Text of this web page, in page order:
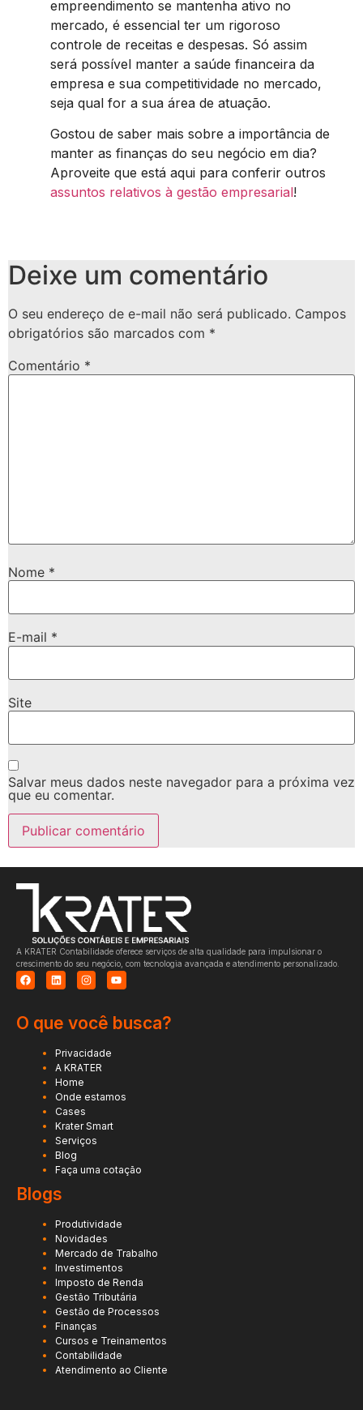
empreendimento se mantenha ativo no
mercado, é essencial ter um rigoroso
controle de receitas e despesas. Só assim
será possível manter a saúde financeira da
empresa e sua competitividade no mercado,
seja qual for a sua área de atuação.
Gostou de saber mais sobre a importância de
manter as finanças do seu negócio em dia?
Aproveite que está aqui para conferir outros
assuntos relativos à gestão empresarial!
Deixe um comentário
O seu endereço de e-mail não será publicado. Campos
obrigatórios são marcados com *
Comentário *
Nome *
E-mail *
Site
Salvar meus dados neste navegador para a próxima vez
que eu comentar.
A KRATER Contabilidade oferece serviços de alta qualidade para impulsionar o
crescimento do seu negócio, com tecnologia avançada e atendimento personalizado.
O que você busca?
Privacidade
A KRATER
Home
Onde estamos
Cases
Krater Smart
Serviços
Blog
Faça uma cotação
Blogs
Produtividade
Novidades
Mercado de Trabalho
Investimentos
Imposto de Renda
Gestão Tributária
Gestão de Processos
Finanças
Cursos e Treinamentos
Contabilidade
Atendimento ao Cliente